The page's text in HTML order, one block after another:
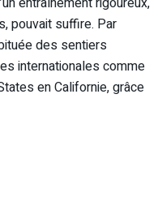
pouvait suffire. Par
des sentiers
internationales comme
en Californie, grâce